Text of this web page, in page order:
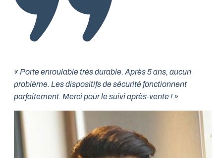
« Porte enroulable très durable. Après 5 ans, aucun
problème. Les dispositifs de sécurité fonctionnent
parfaitement. Merci pour le suivi après-vente ! »